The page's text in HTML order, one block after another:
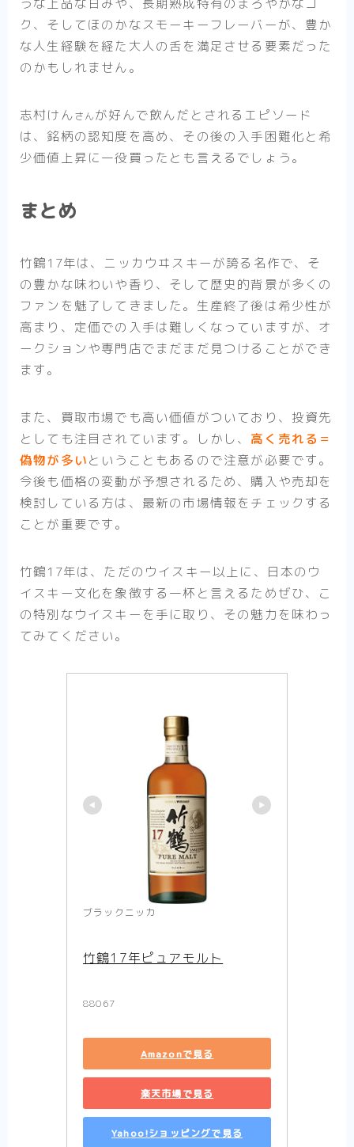
ク、そしてほのかなスモーキーフレーバーが、豊か
な人生経験を経た大人の舌を満足させる要素だった
のかもしれません。
志村けんさんが好んで飲んだとされるエピソード
は、銘柄の認知度を高め、その後の入手困難化と希
少価値上昇に一役買ったとも言えるでしょう。
まとめ
竹鶴17年は、ニッカウヰスキーが誇る名作で、そ
の豊かな味わいや香り、そして歴史的背景が多くの
ファンを魅了してきました。生産終了後は希少性が
高まり、定価での入手は難しくなっていますが、オ
ークションや専門店でまだまだ見つけることができ
ます。
また、買取市場でも高い価値がついており、投資先
としても注目されています。しかし、 高く売れる＝
偽物が多いということもあるので注意が必要です。
今後も価格の変動が予想されるため、購入や売却を
検討している方は、最新の市場情報をチェックする
ことが重要です。
竹鶴17年は、ただのウイスキー以上に、日本のウ
イスキー文化を象徴する一杯と言えるためぜひ、こ
の特別なウイスキーを手に取り、その魅力を味わっ
てみてください。
ブラックニッカ
竹鶴17年ピュアモルト
88067
Amazonで見る
楽天市場で見る
Yahoo!ショッピングで見る